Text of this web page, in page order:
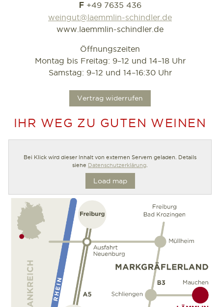
F+49 7635 436
weingut@laemmlin-schindler.de
www.laemmlin-schindler.de
Öffnungszeiten
Montag bis Freitag: 9–12 und 14–18 Uhr
Samstag: 9–12 und 14–16:30 Uhr
Vertrag widerrufen
IHR WEG ZU GUTEN WEINEN
Bei Klick wird dieser Inhalt von externen Servern geladen. Details
siehe Datenschutzerklärung
Load map